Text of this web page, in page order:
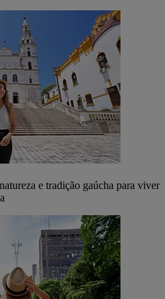
e tradição gaúcha para viver